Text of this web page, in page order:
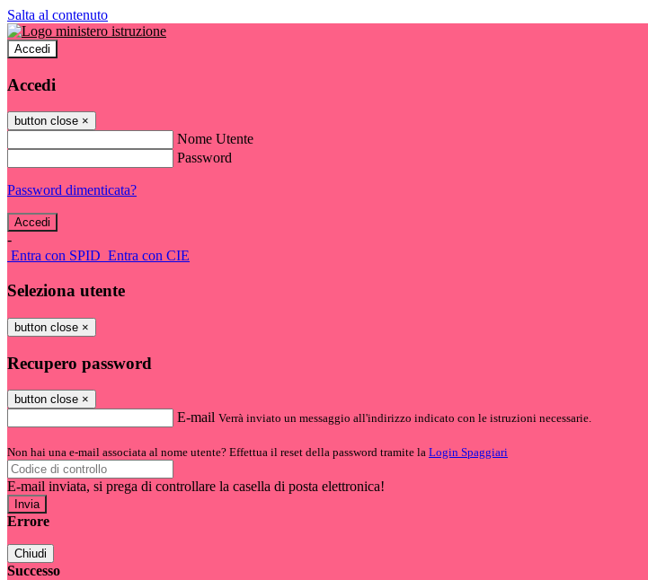
Salta al contenuto
Accedi
Accedi
button close ×
Nome Utente
Password
Password dimenticata?
-
Entra con SPID Entra con CIE
Seleziona utente
button close ×
Recupero password
button close ×
E-mail Verrà inviato un messaggio all'indirizzo indicato con le istruzioni necessarie.
Non hai una e-mail associata al nome utente? Effettua il reset della password tramite la Login Spaggiari
E-mail inviata, si prega di controllare la casella di posta elettronica!
Errore
Chiudi
Successo